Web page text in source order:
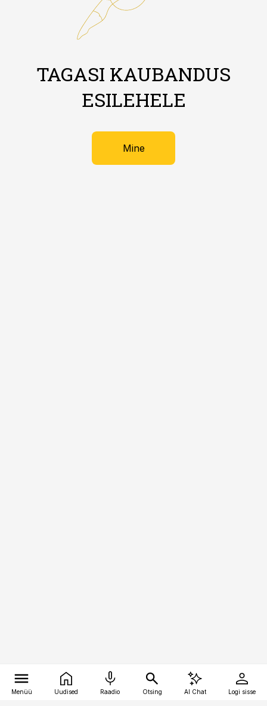
TAGASI KAUBANDUS
ESILEHELE
Mine
Menüü Uudised Raadio Otsing AI Chat Logi sisse